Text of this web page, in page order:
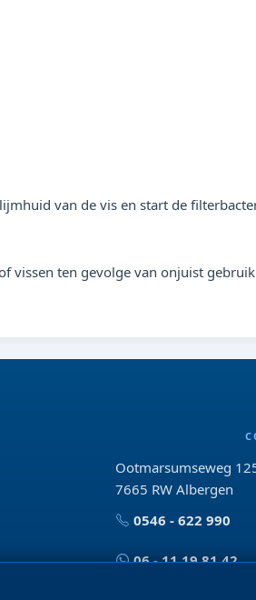
van de vis en start de
vissen ten gevolge van onjuist
Ootmarsumseweg
7665 RW Albergen
0546 - 622 990
06 - 11 19 81 42